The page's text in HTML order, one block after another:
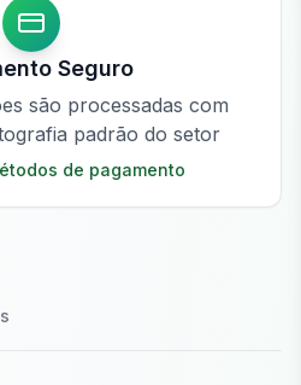
Seguro
são processadas com
padrão do setor
de pagamento